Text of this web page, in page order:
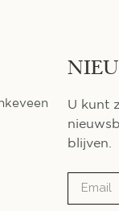
U kunt
blijven.